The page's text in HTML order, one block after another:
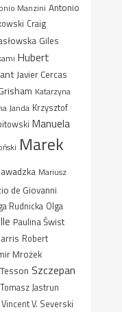
Manzini Antonio
Craig
Giles
Hubert
Javier Cercas
Katarzyna
Janda Krzysztof
Manuela
Marek
Mariusz
de Giovanni
Rudnicka Olga
Paulina Świst
Robert
Mrożek
Szczepan
Tomasz Jastrun
Vincent V. Severski